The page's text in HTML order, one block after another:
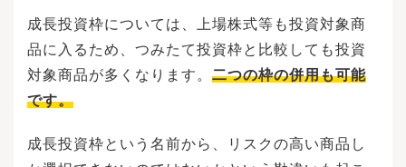
成長投資枠については、上場株式等も投資対象商
品に入るため、つみたて投資枠と比較しても投資
対象商品が多くなります。 二つの枠の併用も可能
です。
成長投資枠という名前から、リスクの高い商品し